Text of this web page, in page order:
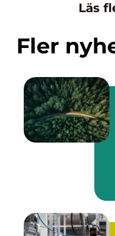
Läs
Fler